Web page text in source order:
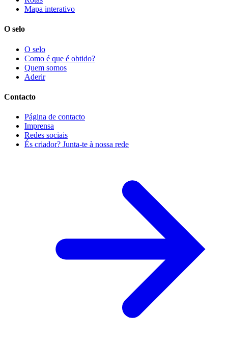
Mapa interativo
O selo
O selo
Como é que é obtido?
Quem somos
Aderir
Contacto
Página de contacto
Imprensa
Redes sociais
És criador? Junta-te à nossa rede